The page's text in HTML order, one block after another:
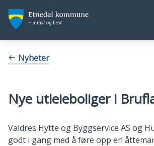
Etnedal
kommune
Etnedal
Du Nyheter
Nye utleieboliger i
Valdres Hytte og Byggservice AS og
godt i gang med å føre opp en